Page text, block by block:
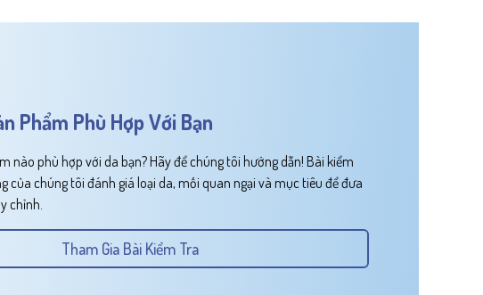
Phẩm Phù Hợp Với Bạn
nào phù hợp với da bạn? Hãy để chúng tôi hướng dẫn! Bài kiểm
của chúng tôi đánh giá loại da, mối quan ngại và mục tiêu để đưa
chỉnh.
Tham Gia Bài Kiểm Tra